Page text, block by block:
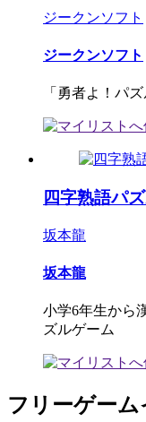
ジークンソフト
ジークンソフト
「勇者よ！パ
四字熟語パ
坂本龍
坂本龍
小学6年生から
ズルゲーム
フリーゲーム